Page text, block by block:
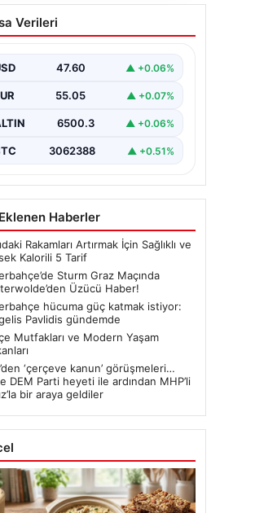
Sturm
Maçında
Şampiyonlar Ligi 3. ön
turunda Almanya temsilcisi
Verileri
47.60 ▲ +0.06%
55.05 ▲ +0.07%
6500.3 ▲ +0.06%
3062388 ▲ +0.51%
Haberler
Rakamları Artırmak İçin Sağlıklı ve
Kalorili 5 Tarif
Sturm Graz Maçında
Üzücü Haber!
hücuma güç katmak istiyor:
Pavlidis gündemde
Mutfakları ve Modern Yaşam
‘çerçeve kanun’ görüşmeleri…
DEM Parti heyeti ile ardından MHP’li
bir araya geldiler